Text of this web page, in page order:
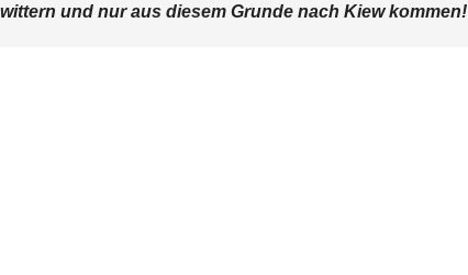
und nur aus diesem Grunde nach Kiew kommen!